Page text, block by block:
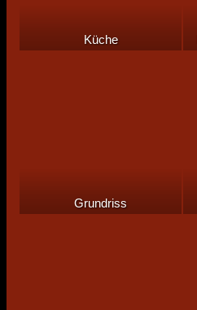
Küche
Grundriss